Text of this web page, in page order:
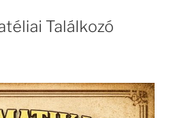
Találkozó